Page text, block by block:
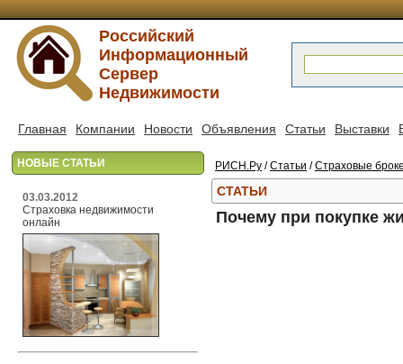
Российский
Информационный
Сервер
Недвижимости
Главная Компании Новости Объявления Статьи Выставки
НОВЫЕ СТАТЬИ
03.03.2012
Страховка недвижимости
онлайн
РИСН.Ру /Статьи /Страховые
СТАТЬИ
Почему при покупке